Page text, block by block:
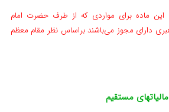
این ماده برای مواردی که از طرف حضرت امام
دارای مجوز می‌باشند براساس نظر ‌مقام معظم
مستقیم